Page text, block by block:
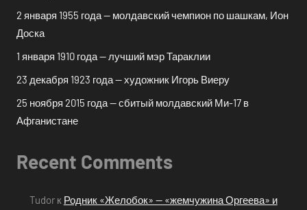
2 января 1955 года — молдавский чемпион по шашкам, Ион
Доска
1 января 1910 года — лучший мэр Тараклии
23 декабря 1923 года — художник Игорь Виеру
25 ноября 2015 года — сбитый молдавский Ми-17 в
Афганистане
Recent Comments
Tudorк Родник «Желобок» — «жемчужина Оргеева» и